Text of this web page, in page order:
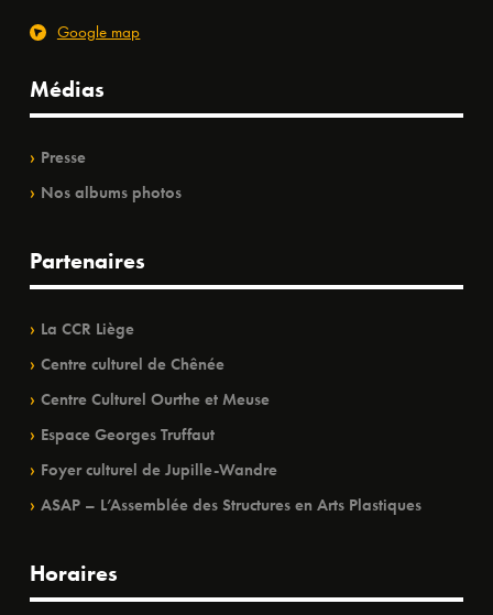
Google map
Médias
Presse
Nos albums photos
Partenaires
La CCR Liège
Centre culturel de Chênée
Centre Culturel Ourthe et Meuse
Espace Georges Truffaut
Foyer culturel de Jupille-Wandre
ASAP – L’Assemblée des Structures en Arts Plastiques
Horaires